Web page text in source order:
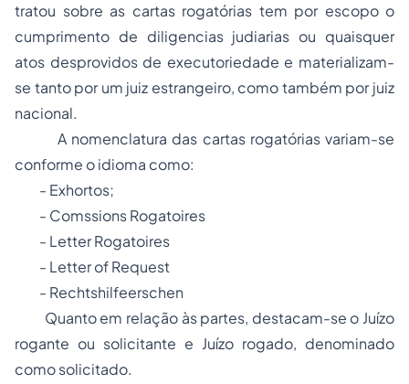
tratou sobre as cartas rogatórias tem por escopo o
cumprimento de diligencias judiarias ou quaisquer
atos desprovidos de executoriedade e materializam-
se tanto por um juiz estrangeiro, como também por juiz
nacional.
A nomenclatura das cartas rogatórias variam-se
conforme o idioma como:
- Exhortos;
- Comssions Rogatoires
- Letter Rogatoires
- Letter of Request
- Rechtshilfeerschen
Quanto em relação às partes, destacam-se o Juízo
rogante ou solicitante e Juízo rogado, denominado
como solicitado.